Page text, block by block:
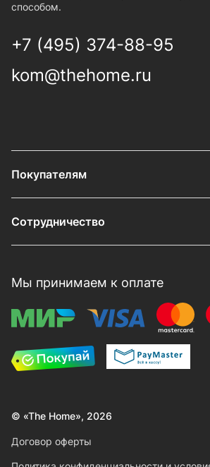
способом.
+7 (495) 374-88-95
kom@thehome.ru
Покупателям
Сотрудничество
Мы принимаем к оплате
© «The Home», 2026
Договор оферты